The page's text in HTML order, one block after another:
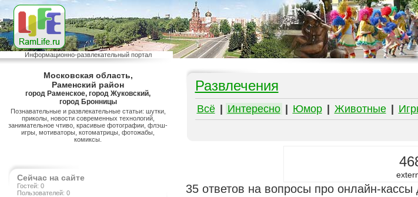
Информационно-развлекательный портал
Московская область,
Раменский район
город Раменское, город Жуковский,
город Бронницы
Познавательные и развлекательные статьи: шутки,
приколы, новости современных технологий,
занимательное чтиво, красивые фотографии, флэш-
игры, мотиваторы, котоматрицы, фотожабы,
комиксы.
Сейчас на сайте
Гостей: 0
Пользователей: 0
Развлечения
Всё Интересно Юмор Животные
35 ответов на вопросы про онлайн-